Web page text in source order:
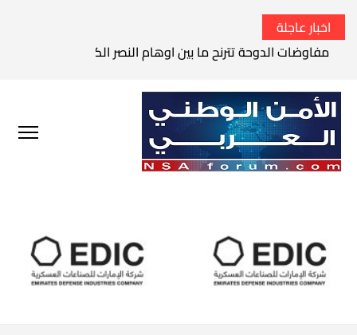
اخبار عاجلة
مفاوضات الدوحة تترنح ما بين اوهام النصر الكامل وواقع